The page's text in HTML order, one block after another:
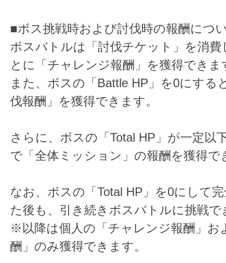
■ボス挑戦時および討伐時の報酬につ
ボスバトルは「討伐チケット」を消
とに「チャレンジ報酬」を獲得できま
また、ボスの「Battle HP」を0にする
伐報酬」を獲得できます。
さらに、ボスの「Total HP」が一定以
で「全体ミッション」の報酬を獲得で
なお、ボスの「Total HP」を0にして
た後も、引き続きボスバトルに挑戦で
※以降は個人の「チャレンジ報酬」お
酬」のみ獲得できます。